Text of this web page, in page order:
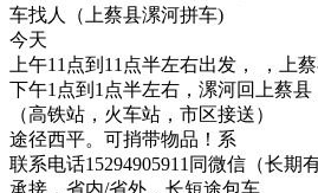
车找人（上蔡县漯河拼车)
今天
上午11点到11点半左右出发， ，上
下午1点到1点半左右，漯河回上蔡
（高铁站，火车站，市区接送）
途径西平。可捎带物品！系
联系电话15294905911同微信（长期有
承接，省内/省外，长短途包车